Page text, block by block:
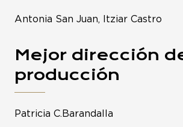
Antonia San Juan, Itziar Castro
Mejor dirección
producción
Patricia C.Barandalla